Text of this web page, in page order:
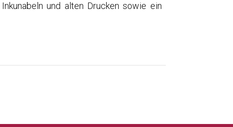
und alten Drucken sowie ein